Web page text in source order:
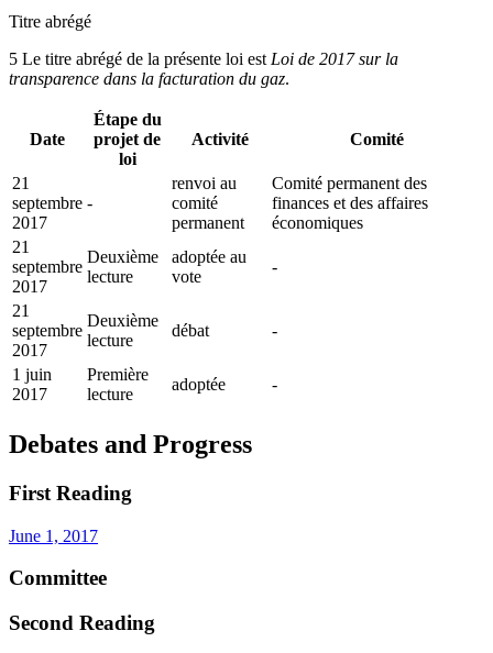
Titre abrégé
5 Le titre abrégé de la présente loi est Loi de 2017 sur la
transparence dans la facturation du gaz.
Date
Étape du
projet de
loi
Activité Comité
21
septembre
2017
-
renvoi au
comité
permanent
Comité permanent des
finances et des affaires
économiques
21
septembre
2017
Deuxième
lecture
adoptée au
vote
-
21
septembre
2017
Deuxième
lecture
débat -
1 juin
2017
Première
lecture
adoptée -
Debates and Progress
First Reading
June 1, 2017
Committee
Second Reading